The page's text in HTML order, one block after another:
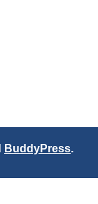
BuddyPress.